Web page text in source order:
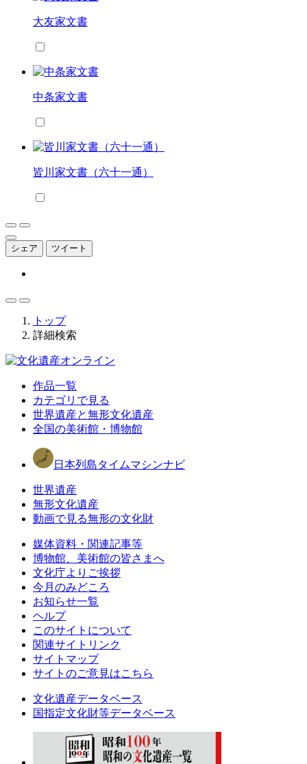
大友家文書
中条家文書
皆川家文書（六十一通）
シェア ツイート
トップ
詳細検索
作品一覧
カテゴリで見る
世界遺産と無形文化遺産
全国の美術館・博物館
日本列島タイムマシンナビ
世界遺産
無形文化遺産
動画で見る無形の文化財
媒体資料・関連記事等
博物館、美術館の皆さまへ
文化庁よりご挨拶
今月のみどころ
お知らせ一覧
ヘルプ
このサイトについて
関連サイトリンク
サイトマップ
サイトのご意見はこちら
文化遺産データベース
国指定文化財等データベース